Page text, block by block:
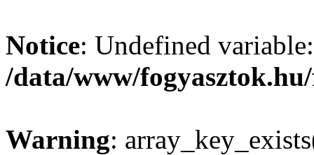
Notice: Undefined
/data/www/
Warning: